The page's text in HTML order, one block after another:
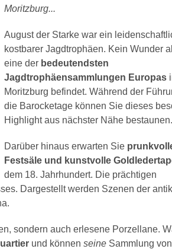
Moritzburg...
August der Starke war ein
kostbarer Jagdtrophäen. Kein Wunder
eine der bedeutendsten
Jagdtrophäensammlungen Europas
Moritzburg befindet. Während der
die Barocketage können Sie dieses
Highlight aus nächster Nähe bestaunen.
Darüber hinaus erwarten Sie
Festsäle und kunstvolle
dem 18. Jahrhundert. Die prächtigen
Dargestellt werden Szenen der
sondern auch erlesene Porzellane.
und können seine Sammlung